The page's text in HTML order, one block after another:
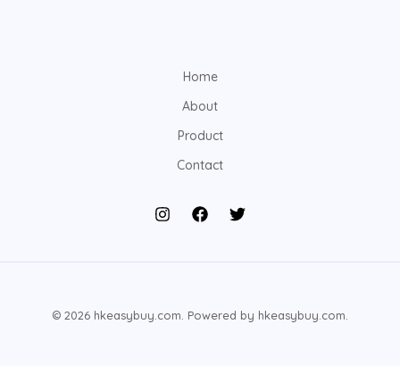
Home
About
Product
Contact
© 2026 hkeasybuy.com. Powered by hkeasybuy.com.